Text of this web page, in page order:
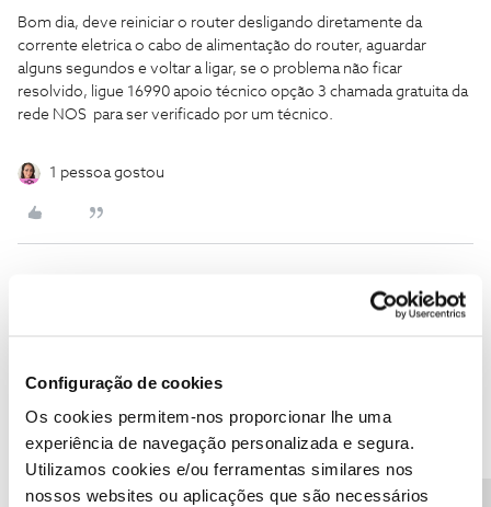
Configuração de cookies
Os cookies permitem-nos proporcionar lhe uma
experiência de navegação personalizada e segura.
Utilizamos cookies e/ou ferramentas similares nos
nossos websites ou aplicações que são necessários
Bom dia, deve reiniciar o router desligando diretamente da
corrente eletrica o cabo de alimentação do router, aguardar
alguns segundos e voltar a ligar, se o problema não ficar
resolvido, ligue 16990 apoio técnico opção 3 chamada gratuita da
rede NOS para ser verificado por um técnico.
1 pessoa gostou
Forum|Forum|4 years ago
Já estou farta de fazer isso
Obrigada pela ajuda, mas não adianta.